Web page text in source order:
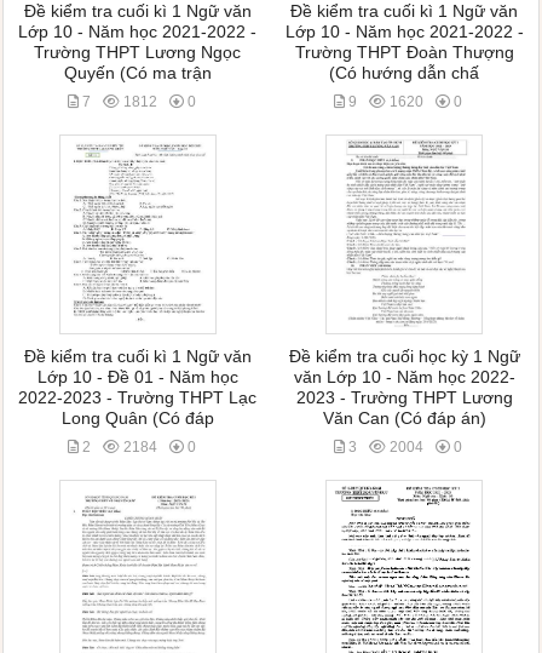
Đề kiểm tra cuối kì 1 Ngữ văn
Lớp 10 - Năm học 2021-2022 -
Trường THPT Lương Ngọc
Quyến (Có ma trận
7 1812 0
Đề kiểm tra cuối kì 1 Ngữ văn
Lớp 10 - Năm học 2021-2022 -
Trường THPT Đoàn Thượng
(Có hướng dẫn chấ
9 1620 0
Đề kiểm tra cuối kì 1 Ngữ văn
Lớp 10 - Đề 01 - Năm học
2022-2023 - Trường THPT Lạc
Long Quân (Có đáp
2 2184 0
Đề kiểm tra cuối học kỳ 1 Ngữ
văn Lớp 10 - Năm học 2022-
2023 - Trường THPT Lương
Văn Can (Có đáp án)
3 2004 0